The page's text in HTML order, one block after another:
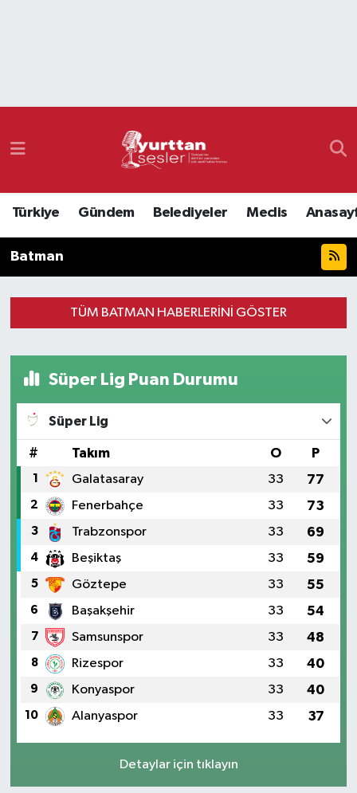
Türkiye Gündem Belediyeler Meclis
Batman
TÜM BATMAN HABERLERINI GÖSTER
Süper Lig Puan Durumu
Süper Lig
# Takım O P
1 Galatasaray 33 77
2 Fenerbahçe 33 73
3 Trabzonspor 33 69
4 Beşiktaş 33 59
5 Göztepe 33 55
6 Başakşehir 33 54
7 Samsunspor 33 48
8 Rizespor 33 40
9 Konyaspor 33 40
10 Alanyaspor 33 37
Detaylar için tıklayın
Namaz Vakitleri
Süper Lig Puan Durumu ve Fikstür
Tüm Manşetler
Son Dakika Haberleri